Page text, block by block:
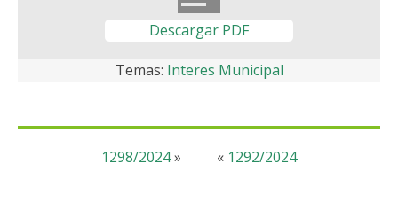
Descargar PDF
Temas: Interes Municipal
« 1292/2024
1298/2024»